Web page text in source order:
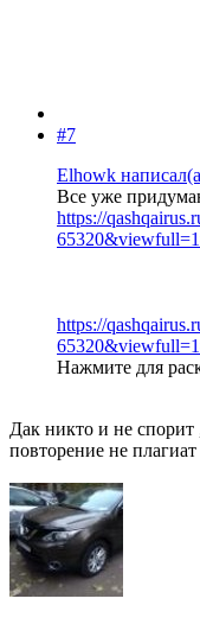
#7
Elhowk
Все уже
https://
https://
Нажмите для
Дак никто и не спорит
повторение не